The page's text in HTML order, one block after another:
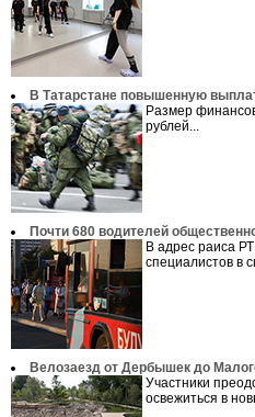
В Татарстане повышенную
Размер
рублей...
Почти 680 водителей
В адрес раиса
специалистов в
Велозаезд от Дербышек до
Участники
освежиться в